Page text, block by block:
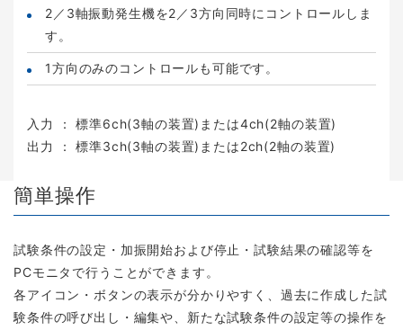
2／3軸振動発生機を2／3方向同時にコントロールしま
す。
1方向のみのコントロールも可能です。
入力 ： 標準6ch(3軸の装置)または4ch(2軸の装置)
出力 ： 標準3ch(3軸の装置)または2ch(2軸の装置)
簡単操作
試験条件の設定・加振開始および停止・試験結果の確認等を
PCモニタで行うことができます。
各アイコン・ボタンの表示が分かりやすく、過去に作成した試
験条件の呼び出し・編集や、新たな試験条件の設定等の操作を